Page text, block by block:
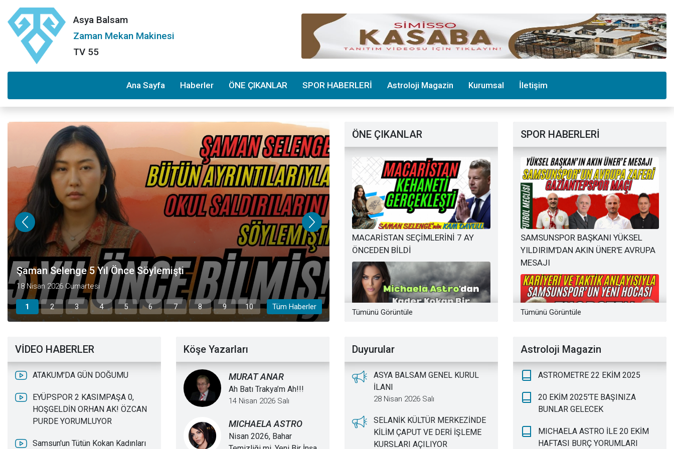
Asya Balsam
Zaman Mekan Makinesi
TV 55
Ana Sayfa Haberler ÖNE ÇIKANLAR SPOR HABERLERİ Astroloji Magazin Kurumsal İletişim
Şaman Selenge 5 Yıl Önce Söylemişti
18 Nisan 2026 Cumartesi
OKUL SALDIRILARI ORGANİZE Mİ?
15 Nisan 2026 Çarşamba
1 2 3 4 5 6 7 8 9 10 Tüm Haberler
ÖNE ÇIKANLAR
MACARİSTAN SEÇİMLERİNİ 7 AY
ÖNCEDEN BİLDİ
3 KULVAR 3 HEDEF
Tümünü Görüntüle
SPOR HABERLERİ
SAMSUNSPOR BAŞKANI YÜKSEL
YILDIRIM'DAN AKIN ÜNER'E AVRUPA
MESAJI
SAMSUNSPOR'UN YENİ TEKNİK
DİREKTÖRÜ THORSTEN FINK'İN
KARİYERİ,TAKTİK ANLAYIŞI:
BAŞARILI OLABİLİR Mİ?
Tümünü Görüntüle
VİDEO HABERLER
ATAKUM'DA GÜN DOĞUMU
EYÜPSPOR 2 KASIMPAŞA 0,
HOŞGELDİN ORHAN AK! ÖZCAN
PURDE YORUMLUYOR
Samsun'un Tütün Kokan Kadınları
Köşe Yazarları
MURAT ANAR
Ah Batı Trakya’m Ah!!!
14 Nisan 2026 Salı
MICHAELA ASTRO
Nisan 2026, Bahar
Duyurular
ASYA BALSAM GENEL KURUL
İLANI
28 Nisan 2026 Salı
SELANİK KÜLTÜR MERKEZİNDE
KİLİM ÇAPUT VE DERİ İŞLEME
KURSLARI AÇILIYOR
Astroloji Magazin
ASTROMETRE 22 EKİM 2025
20 EKİM 2025'TE BAŞINIZA
BUNLAR GELECEK
MICHAELA ASTRO İLE 20 EKİM
HAFTASI BURÇ YORUMLARI